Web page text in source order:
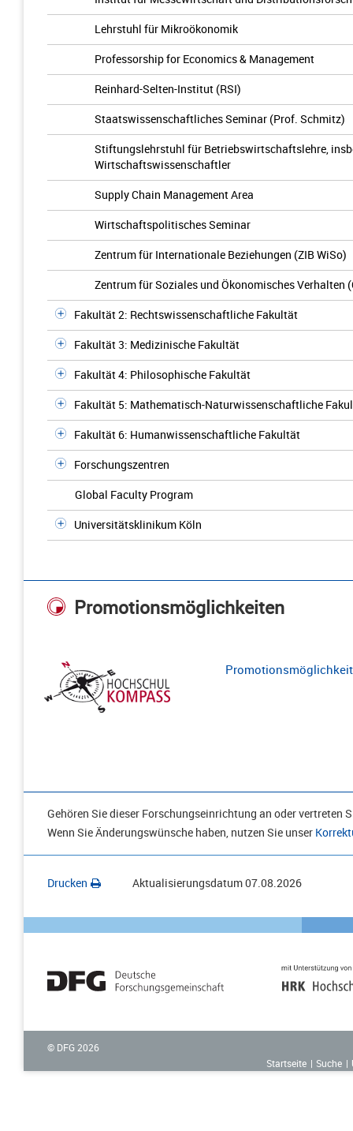
Lehrstuhl für Mikroökonomik
Professorship for Economics & Management
Reinhard-Selten-Institut (RSI)
Staatswissenschaftliches Seminar (Prof. Schmitz)
Stiftungslehrstuhl für Betriebswirtschaftslehre,
Wirtschaftswissenschaftler
Supply Chain Management Area
Wirtschaftspolitisches Seminar
Zentrum für Internationale Beziehungen (ZIB WiSo)
Zentrum für Soziales und Ökonomisches Verhalten
Fakultät 2: Rechtswissenschaftliche Fakultät
Fakultät 3: Medizinische Fakultät
Fakultät 4: Philosophische Fakultät
Fakultät 5: Mathematisch-Naturwissenschaftliche
Fakultät 6: Humanwissenschaftliche Fakultät
Forschungszentren
Global Faculty Program
Universitätsklinikum Köln
Promotionsmöglichkeiten
Gehören Sie dieser Forschungseinrichtung an oder vertreten
Wenn Sie Änderungswünsche haben, nutzen Sie unser
Drucken Aktualisierungsdatum07.08.2026
© DFG 2026
Startseite
Suche